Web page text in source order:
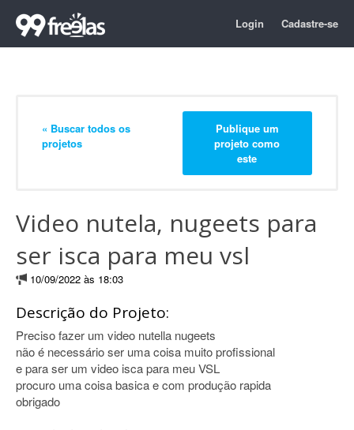
Login Cadastre-se
« Buscar todos os
projetos
Publique um
projeto como
este
Video nutela, nugeets para
ser isca para meu vsl
10/09/2022 às 18:03
Descrição do Projeto:
Preciso fazer um video nutella nugeets
não é necessário ser uma coisa muito profissional
e para ser um video isca para meu VSL
procuro uma coisa basica e com produção rapida
obrigado